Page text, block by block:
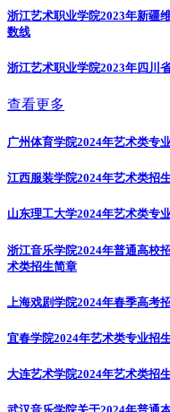
浙江艺术职业学院2023年新疆
数线
浙江艺术职业学院2023年四川
查看更多
广州体育学院2024年艺术类专
江西服装学院2024年艺术类招
山东理工大学2024年艺术类专
浙江音乐学院2024年普通高校
术类招生简章
上海戏剧学院2024年春季高考
宜春学院2024年艺术类专业招
大连艺术学院2024年艺术类招